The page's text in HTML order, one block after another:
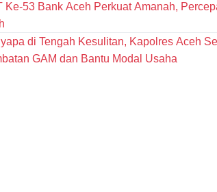
Ke-53 Bank Aceh Perkuat Amanah,
di Tengah Kesulitan, Kapolres Aceh
GAM dan Bantu Modal Usaha